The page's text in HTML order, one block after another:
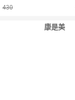
430
康是美